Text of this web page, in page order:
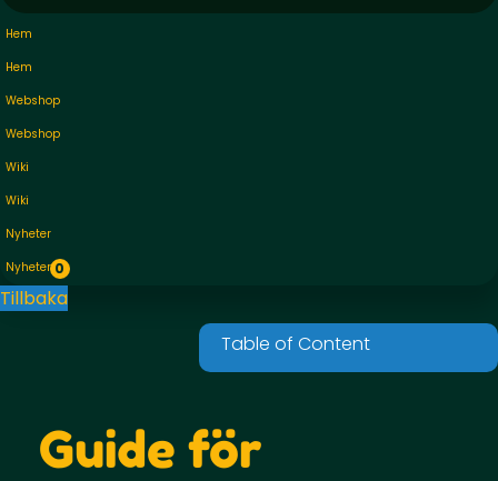
Hem
Hem
Webshop
Webshop
Wiki
Wiki
Nyheter
Nyheter 0
Tillbaka
Guide för